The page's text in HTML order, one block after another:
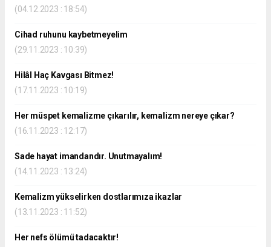
(04.12.2023 : 18:54)
Cihad ruhunu kaybetmeyelim
(29.11.2023 : 10:39)
Hilâl Haç Kavgası Bitmez!
(17.11.2023 : 10:19)
Her müspet kemalizme çıkarılır, kemalizm nereye çıkar?
(16.11.2023 : 12:17)
Sade hayat imandandır. Unutmayalım!
(14.11.2023 : 13:24)
Kemalizm yükselirken dostlarımıza ikazlar
(13.11.2023 : 11:52)
Her nefs ölümü tadacaktır!